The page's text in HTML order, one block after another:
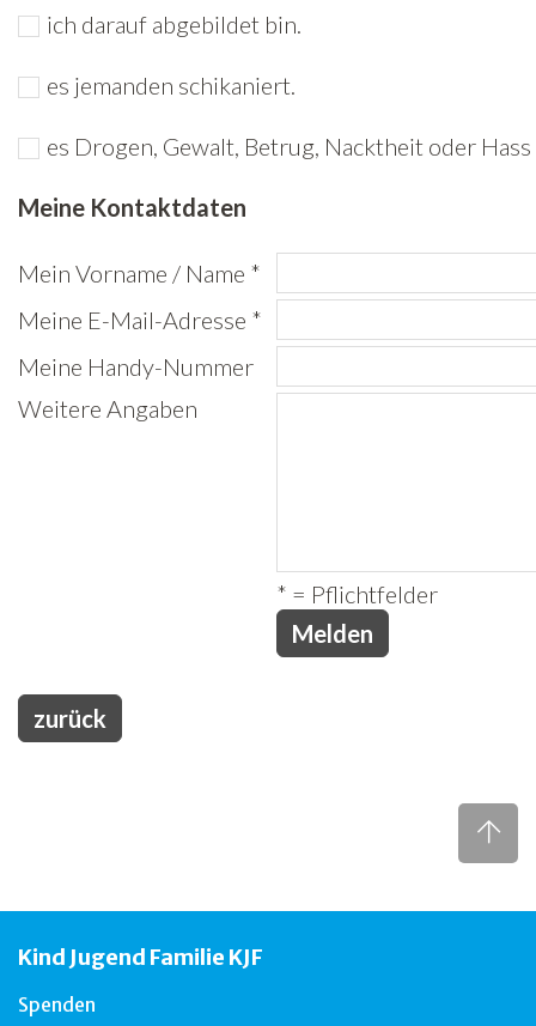
Spenden
Jobs
Freiwilligenarbeit
News
ich darauf abgebildet bin.
es jemanden schikaniert.
es Drogen, Gewalt, Betrug, Nacktheit oder
Meine Kontaktdaten
Mein Vorname / Name *
Meine E-Mail-Adresse *
Meine Handy-Nummer
Weitere Angaben
* = Pflichtfelder
zurück
Kind Jugend Familie KJF
Spenden